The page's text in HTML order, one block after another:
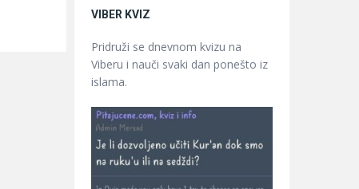
VIBER KVIZ
Pridruži se dnevnom kvizu na
Viberu i nauči svaki dan ponešto iz
islama.